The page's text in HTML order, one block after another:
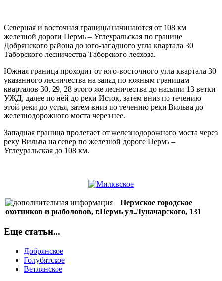
Северная и восточная границы начинаются от 108 км
железной дороги Пермь – Углеуральская по границе
Добрянского района до юго-западного угла квартала 30
Таборского лесничества Таборского лесхоза.
Южная граница проходит от юго-восточного угла квартала 30
указанного лесничества на запад по южным границам
кварталов 30, 29, 28 этого же лесничества до насыпи 13 ветки
УЖД, далее по ней до реки Исток, затем вниз по течению
этой реки до устья, затем вниз по течению реки Вильва до
железнодорожного моста через нее.
Западная граница пролегает от железнодорожного моста через
реку Вильва на север по железной дороге Пермь –
Углеуральская до 108 км.
Пермское городское
охотников и рыболовов, г.Пермь ул.Луначарского, 131
Еще статьи...
Добрянское
Голубятское
Ветлянское